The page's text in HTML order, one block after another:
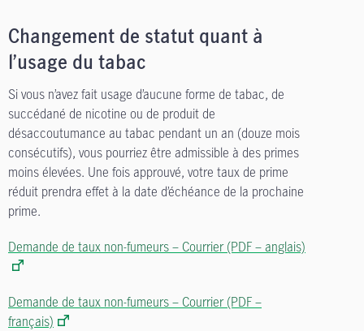
Changement de statut quant à
l’usage du tabac
Si vous n’avez fait usage d’aucune forme de tabac, de
succédané de nicotine ou de produit de
désaccoutumance au tabac pendant un an (douze mois
consécutifs), vous pourriez être admissible à des primes
moins élevées. Une fois approuvé, votre taux de prime
réduit prendra effet à la date d’échéance de la prochaine
prime.
Demande de taux non-fumeurs – Courrier (PDF – anglais)
Demande de taux non-fumeurs – Courrier (PDF –
français)